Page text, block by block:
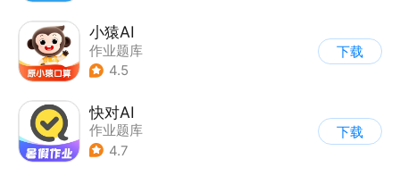
小猿AI
作业题库
4.5
下载
快对AI
作业题库
4.7
下载